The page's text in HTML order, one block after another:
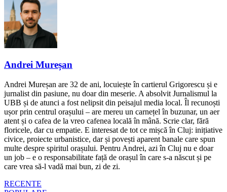
Andrei Mureșan
Andrei Mureșan are 32 de ani, locuiește în cartierul Grigorescu și e
jurnalist din pasiune, nu doar din meserie. A absolvit Jurnalismul la
UBB și de atunci a fost nelipsit din peisajul media local. Îl recunoști
ușor prin centrul orașului – are mereu un carnețel în buzunar, un aer
atent și o cafea de la vreo cafenea locală în mână. Scrie clar, fără
floricele, dar cu empatie. E interesat de tot ce mișcă în Cluj: inițiative
civice, proiecte urbanistice, dar și povești aparent banale care spun
multe despre spiritul orașului. Pentru Andrei, azi în Cluj nu e doar
un job – e o responsabilitate față de orașul în care s-a născut și pe
care vrea să-l vadă mai bun, zi de zi.
RECENTE